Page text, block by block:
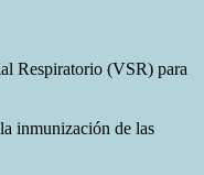
Respiratorio (VSR) para
inmunización de las